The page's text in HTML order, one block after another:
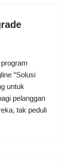
“Solusi
untuk
pelanggan
tak peduli